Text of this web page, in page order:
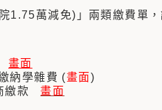
1.75萬減免)」兩類繳費單
畫面
納學雜費 (畫面)
商繳款畫面